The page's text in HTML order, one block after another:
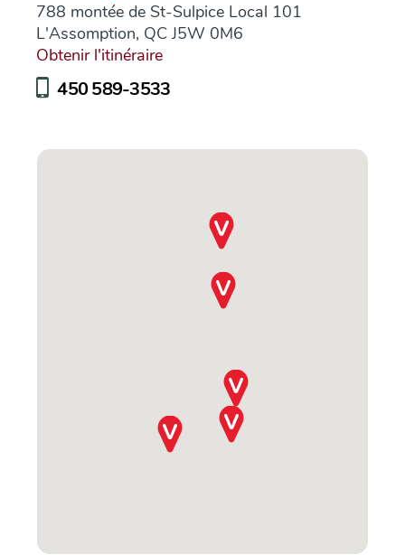
788 montée de St-Sulpice Local 101
L'Assomption, QC J5W 0M6
Obtenir l'itinéraire
450 589-3533